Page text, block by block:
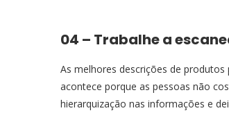
04 – Trabalhe a
As melhores descrições de
acontece porque as pessoas não
hierarquização nas informações e